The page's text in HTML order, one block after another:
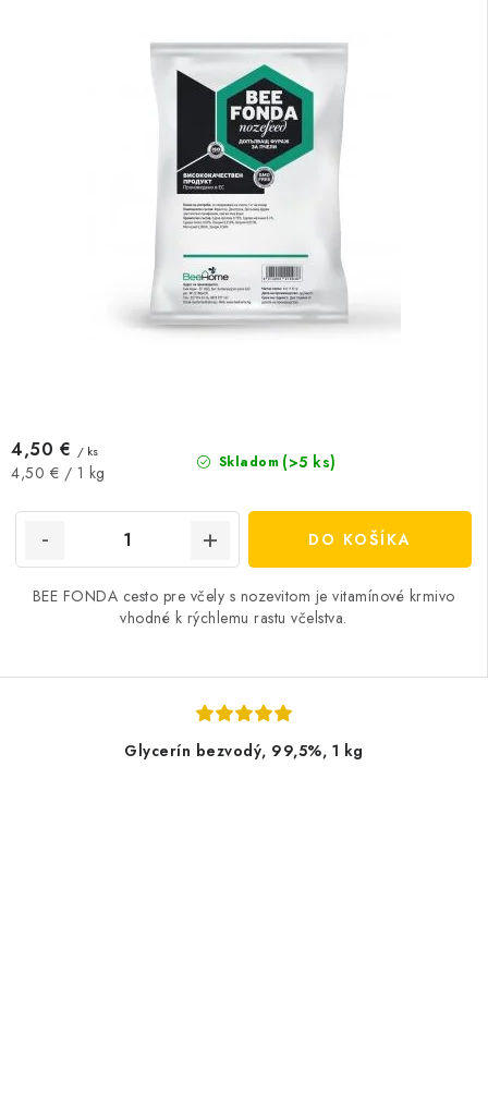
Skladom (>5 ks)
4,50 € / ks
Jednotková
4,50 € / 1 kg
DO KOŠÍKA
BEE FONDA cesto pre včely s nozevitom je vitamínové krmivo
vhodné k rýchlemu rastu včelstva.
Glycerín bezvodý, 99,5%, 1 kg